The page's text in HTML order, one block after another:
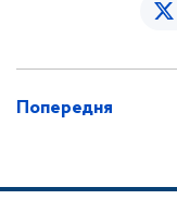
Попередня